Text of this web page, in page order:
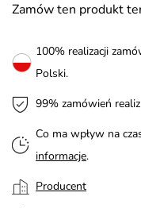
Zamów ten produkt
100% realizacji
Polski.
99% zamówień
Co ma wpływ na
informacje.
Producent